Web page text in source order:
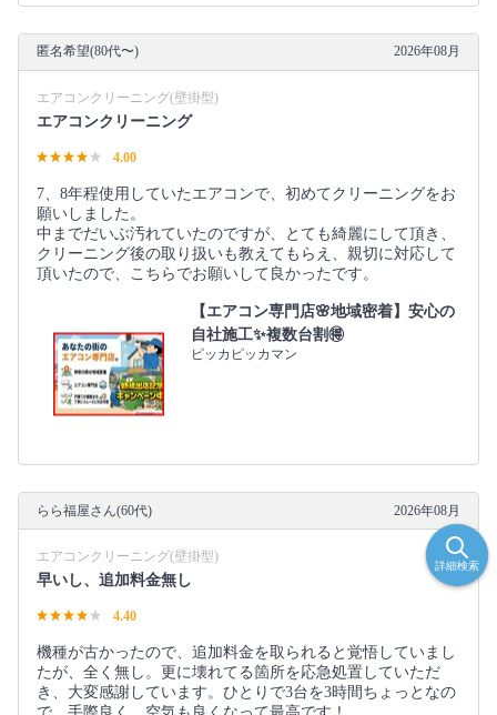
匿名希望(80代〜) 2026年08月
エアコンクリーニング(壁掛型)
エアコンクリーニング
4.00
7、8年程使用していたエアコンで、初めてクリーニングをお
願いしました。
中までだいぶ汚れていたのですが、とても綺麗にして頂き、
クリーニング後の取り扱いも教えてもらえ、親切に対応して
頂いたので、こちらでお願いして良かったです。
【エアコン専門店🌸地域密着】安心の
自社施工✨複数台割🉐
ピッカピッカマン
らら福屋さん(60代) 2026年08月
エアコンクリーニング(壁掛型)
早いし、追加料金無し
4.40
機種が古かったので、追加料金を取られると覚悟していまし
たが、全く無し。更に壊れてる箇所を応急処置していただ
き、大変感謝しています。ひとりで3台を3時間ちょっとなの
詳細検索